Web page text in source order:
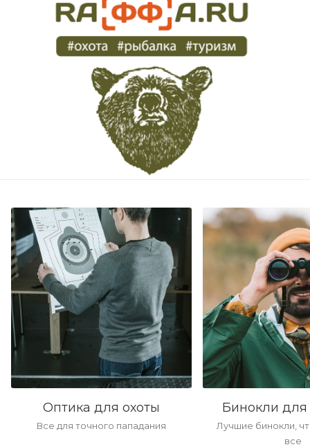
Оптика для охоты
Все для точного пападания
Бинокли для
Лучшие бинокли,
все